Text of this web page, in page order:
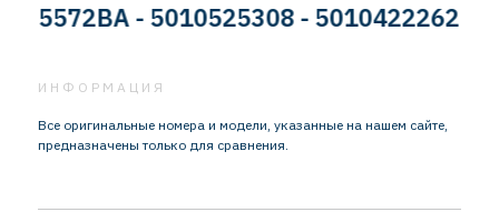
- 5010525308 - 5010422262 -
ИНФОРМАЦИЯ
Все оригинальные номера и модели, указанные на нашем сайте,
предназначены только для сравнения.